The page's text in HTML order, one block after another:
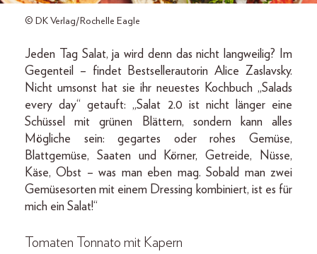
© DK Verlag/Rochelle Eagle
Jeden Tag Salat, ja wird denn das nicht langweilig? Im
Gegenteil – findet Bestsellerautorin Alice Zaslavsky.
Nicht umsonst hat sie ihr neuestes Kochbuch „Salads
every day“ getauft: „Salat 2.0 ist nicht länger eine
Schüssel mit grünen Blättern, sondern kann alles
Mögliche sein: gegartes oder rohes Gemüse,
Blattgemüse, Saaten und Körner, Getreide, Nüsse,
Käse, Obst – was man eben mag. Sobald man zwei
Gemüsesorten mit einem Dressing kombiniert, ist es für
mich ein Salat!“
Tomaten Tonnato mit Kapern